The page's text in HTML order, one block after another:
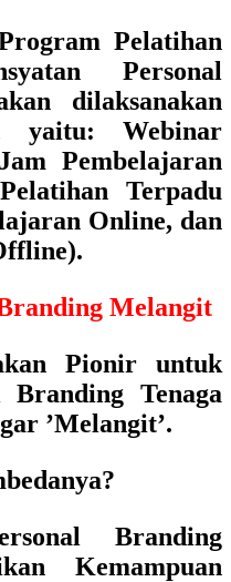
Pelatihan
Personal
dilaksanakan
yaitu: Webinar
Pembelajaran
Pelatihan Terpadu
Online, dan
Melangit
Pionir untuk
Branding Tenaga
’Melangit’.
Branding
Kemampuan